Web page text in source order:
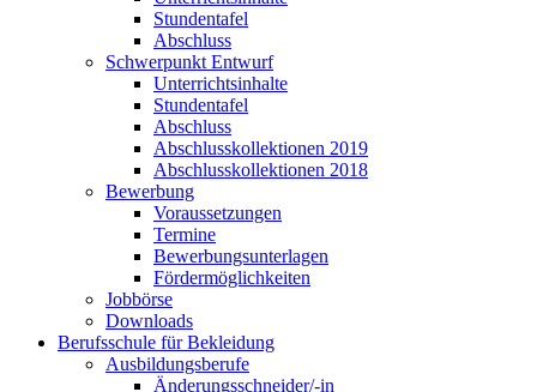
Stundentafel
Abschluss
Schwerpunkt Entwurf
Unterrichtsinhalte
Stundentafel
Abschluss
Abschlusskollektionen 2019
Abschlusskollektionen 2018
Bewerbung
Voraussetzungen
Termine
Bewerbungsunterlagen
Fördermöglichkeiten
Jobbörse
Downloads
Berufsschule für Bekleidung
Ausbildungsberufe
Änderungsschneider/-in